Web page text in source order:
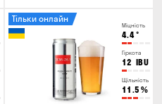
Міцність
4.4°
Гіркота
12 IBU
Щільність
11.5 %
Тільки онлайн